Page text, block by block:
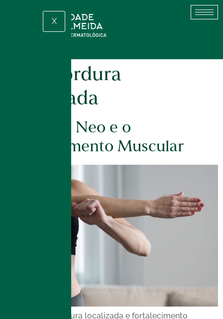
X
gordura
localizada
EmSculpt Neo e o
Fortalecimento Muscular
Redução da gordura localizada e fortalecimento